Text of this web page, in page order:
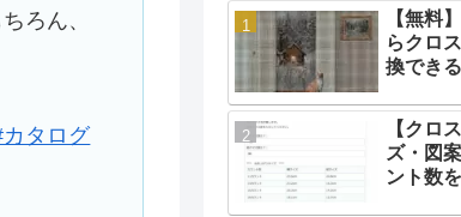
ろん、
カタログ
【無料
らクロ
換でき
【クロ
ズ・図
ント数